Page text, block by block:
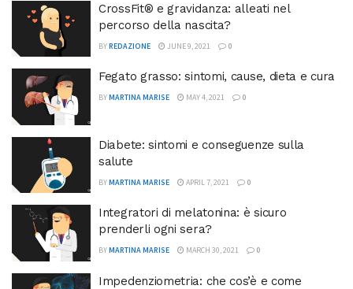
CrossFit® e gravidanza: alleati nel
percorso della nascita?
BYREDAZIONE JUNE 9, 2021 0
Fegato grasso: sintomi, cause, dieta e cura
BYMARTINA MARISE MAY 4, 2021 0
Diabete: sintomi e conseguenze sulla
salute
BYMARTINA MARISE APRIL 7, 2021 0
Integratori di melatonina: è sicuro
prenderli ogni sera?
BYMARTINA MARISE MARCH 30, 2021 0
Impedenziometria: che cos’è e come